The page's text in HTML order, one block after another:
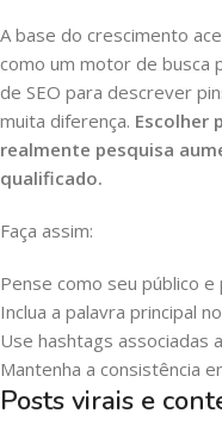
A base do crescimento
como um motor de busca
de SEO para descrever
muita diferença. Escolher
realmente pesquisa
qualificado.
Faça assim:
Pense como seu público
Inclua a palavra principal
Use hashtags associadas
Mantenha a consistência
Posts virais e